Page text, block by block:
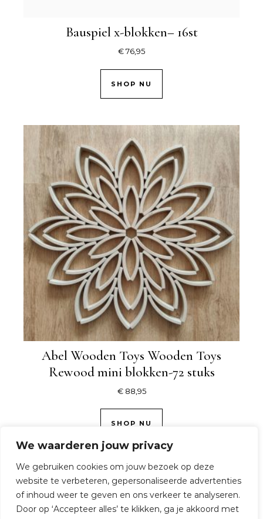
We waarderen jouw privacy
We gebruiken cookies om jouw bezoek op deze
website te verbeteren, gepersonaliseerde advertenties
of inhoud weer te geven en ons verkeer te analyseren.
Door op ‘Accepteer alles’ te klikken, ga je akkoord met
Bauspiel x-blokken– 16st
€76,95
SHOP NU
Abel Wooden Toys Wooden Toys
Rewood mini blokken-72 stuks
€88,95
SHOP NU